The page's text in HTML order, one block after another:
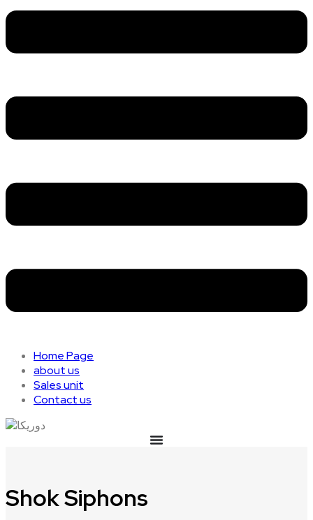
Home Page
about us
Sales unit
Contact us
Shok Siphons